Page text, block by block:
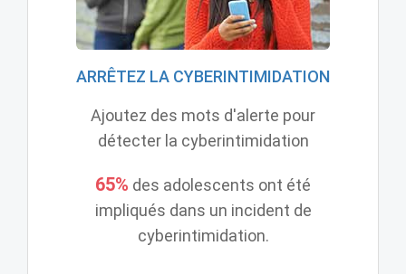
ARRÊTEZ LA CYBERINTIMIDATION
Ajoutez des mots d'alerte pour
détecter la cyberintimidation
65% des adolescents ont été
impliqués dans un incident de
cyberintimidation.